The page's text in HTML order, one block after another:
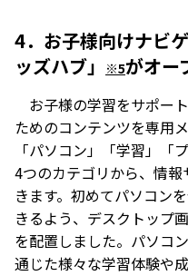
4．お子様向けナビ
ッズハブ」
※5がオー
お子様の学習をサポー
ためのコンテンツを専用
「パソコン」「学習」「
4つのカテゴリから、情
きます。初めてパソコン
きるよう、デスクトップ
を配置しました。パソコ
通じた様々な学習体験や